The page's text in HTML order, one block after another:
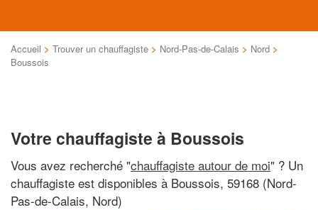
Accueil > Trouver un chauffagiste > Nord-Pas-de-Calais > Nord >
Boussois
Votre chauffagiste à Boussois
Vous avez recherché "chauffagiste autour de moi" ? Un
chauffagiste est disponibles à Boussois, 59168 (Nord-
Pas-de-Calais, Nord)